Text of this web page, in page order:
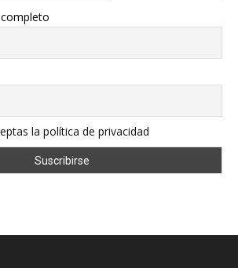
la política de privacidad